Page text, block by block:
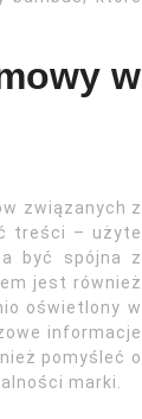
w
związanych z
treści – użyte
być spójna z
jest również
oświetlony w
informacje
pomyśleć o
marki.